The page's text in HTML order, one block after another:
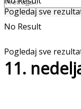
No Result
Pogledaj sve
Pogledaj sve
11.